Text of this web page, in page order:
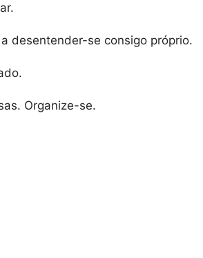
desentender-se consigo próprio.
Organize-se.